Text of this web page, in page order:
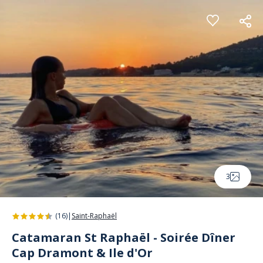
3
(16)| Saint-Raphaël
Catamaran St Raphaël - Soirée Dîner
Cap Dramont & Ile d'Or